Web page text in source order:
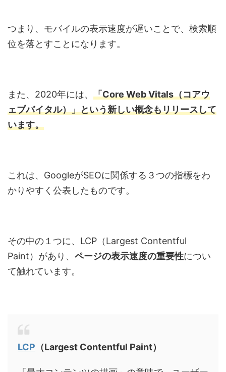
つまり、モバイルの表示速度が遅いことで、検索順
位を落とすことになります。
また、2020年には、 「Core Web Vitals（コアウ
ェブバイタル）」という新しい概念もリリースして
います。
これは、GoogleがSEOに関係する３つの指標をわ
かりやすく公表したものです。
その中の１つに、LCP（Largest Contentful
Paint）があり、 ページの表示速度の重要性につい
て触れています。
LCP （Largest Contentful Paint）